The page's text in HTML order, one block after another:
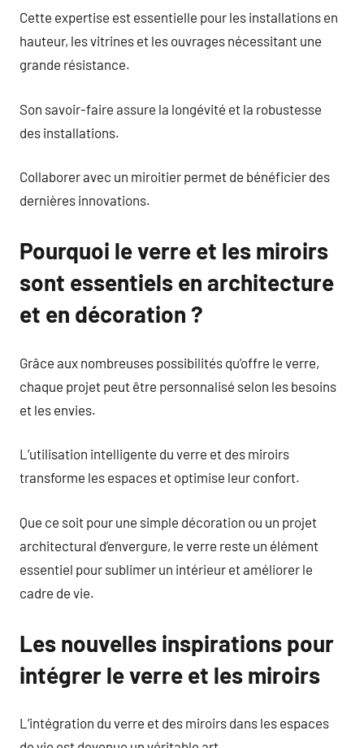
Cette expertise est essentielle pour les installations en
hauteur, les vitrines et les ouvrages nécessitant une
grande résistance.
Son savoir-faire assure la longévité et la robustesse
des installations.
Collaborer avec un miroitier permet de bénéficier des
dernières innovations.
Pourquoi le verre et les miroirs
sont essentiels en architecture
et en décoration ?
Grâce aux nombreuses possibilités qu’offre le verre,
chaque projet peut être personnalisé selon les besoins
et les envies.
L’utilisation intelligente du verre et des miroirs
transforme les espaces et optimise leur confort.
Que ce soit pour une simple décoration ou un projet
architectural d’envergure, le verre reste un élément
essentiel pour sublimer un intérieur et améliorer le
cadre de vie.
Les nouvelles inspirations pour
intégrer le verre et les miroirs
L’intégration du verre et des miroirs dans les espaces